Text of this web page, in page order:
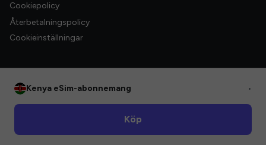
Cookiepolicy
Återbetalningspolicy
Cookieinställningar
Kenya eSim-abonnemang •
Köp